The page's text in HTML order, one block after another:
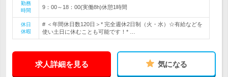
勤務
時間
9：00～18：00(実働8h)休憩1時間
休日
休暇
# ＜年間休日数120日＞* 完全週休2日制（火・水）☆有給などを
使い土日に休むことも可能です！* …
求人詳細を見る 気になる